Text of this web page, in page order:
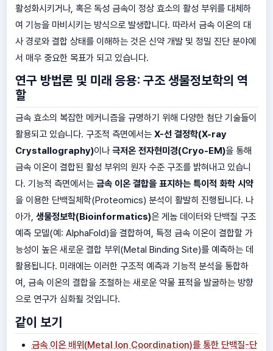
활성화시키거나, 혹은 독성 금속이 정상 효소의 활성 부위를 대체하
여 기능을 마비시키는 방식으로 발생합니다. 따라서 금속 이온의 대
사 경로와 결합 상태를 이해하는 것은 신약 개발 및 정밀 진단 분야에
서 매우 중요한 목표가 되고 있습니다.
연구 방법론 및 미래 응용: 구조 생물정보학의 역
할
금속 효소의 복잡한 메커니즘을 규명하기 위해 다양한 첨단 기술들이
활용되고 있습니다. 구조적 측면에서는 X-선 결정학(X-ray
Crystallography)이나극저온 전자현미경(Cryo-EM)을 통해
금속 이온이 결합된 활성 부위의 원자 수준 구조를 밝혀내고 있습니
다. 기능적 측면에서는 금속 이온 결합을 표지하는 특이적 화학 시약
을 이용한 단백질체학(Proteomics) 분석이 활발히 진행됩니다. 나
아가, 생물정보학(Bioinformatics)은 게놈 데이터와 단백질 구조
예측 모델(예: AlphaFold)을 결합하여, 특정 금속 이온이 결합할 가
능성이 높은 새로운 결합 부위(Metal Binding Site)를 예측하는 데
활용됩니다. 미래에는 이러한 구조적 예측과 기능적 분석을 통합하
여, 금속 이온의 결합을 조절하는 새로운 약물 표적을 발굴하는 방향
으로 연구가 심화될 것입니다.
같이 보기
금속 이온 배위(Metal Ion Coordination)를 통한 단백질-단